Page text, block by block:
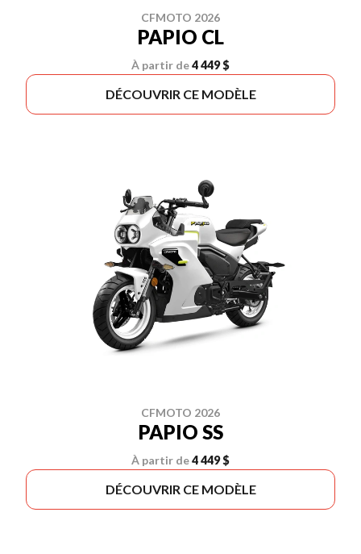
CFMOTO 2026
PAPIO CL
À partir de4 449 $
DÉCOUVRIR CE MODÈLE
CFMOTO 2026
PAPIO SS
À partir de4 449 $
DÉCOUVRIR CE MODÈLE